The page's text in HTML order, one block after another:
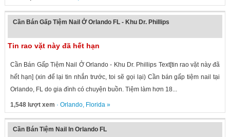
Cần Bán Gấp Tiệm Nail Ở Orlando FL - Khu Dr. Phillips
Tin rao vặt này đã hết hạn
Cần Bán Gấp Tiệm Nail Ở Orlando - Khu Dr. Phillips Text[tin rao vặt này đã
hết hạn] (xin để lại tin nhắn trước, toi sẽ gọi lại) Cần bán gấp tiệm nail tại
Orlando, FL do gia đình có chuyện buồn. Tiệm làm hơn 18...
1,548 lượt xem · Orlando, Florida»
Cần Bán Tiệm Nail In Orlando FL